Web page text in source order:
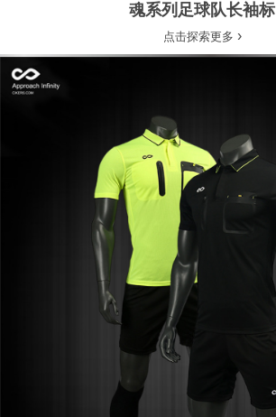
魂系列足球队长袖标
点击探索更多 ›